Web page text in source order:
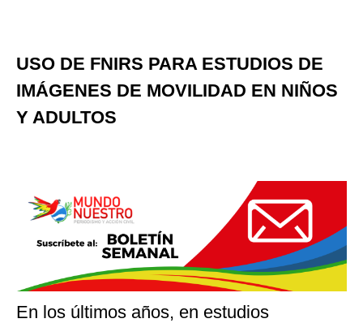
USO DE FNIRS PARA ESTUDIOS DE
IMÁGENES DE MOVILIDAD EN NIÑOS
Y ADULTOS
En los últimos años, en estudios